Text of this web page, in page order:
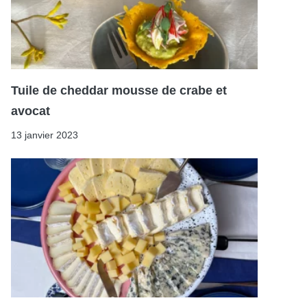
Tuile de cheddar mousse de crabe et
avocat
13 janvier 2023